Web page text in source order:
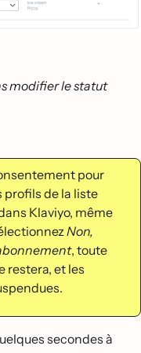
modifier le statut
pour
profils de la liste
Klaviyo, même
Non,
, toute
restera, et les
secondes à